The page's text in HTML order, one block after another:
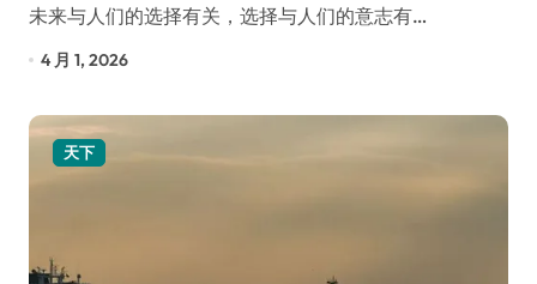
未来与人们的选择有关，选择与人们的意志有…
4 月 1, 2026
天下